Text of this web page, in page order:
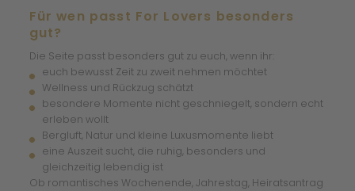
Für wen passt For Lovers besonders
gut?
Die Seite passt besonders gut zu euch, wenn ihr:
euch bewusst Zeit zu zweit nehmen möchtet
Wellness und Rückzug schätzt
besondere Momente nicht geschniegelt, sondern echt
erleben wollt
Bergluft, Natur und kleine Luxusmomente liebt
eine Auszeit sucht, die ruhig, besonders und
gleichzeitig lebendig ist
Ob romantisches Wochenende, Jahrestag, Heiratsantrag